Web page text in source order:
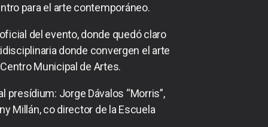
para el arte contemporáneo.
del evento, donde quedó claro
donde convergen el arte
Municipal de Artes.
presídium: Jorge Dávalos “Morris”,
Millán, co director de la Escuela